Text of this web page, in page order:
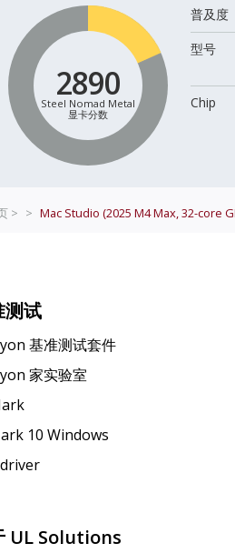
2890
Steel Nomad Metal
显卡分数
普及度
型号
Chip
> > Mac Studio (2025 M4 Max, 32-core
测试
基准测试套件
家实验室
10 Windows
UL Solutions